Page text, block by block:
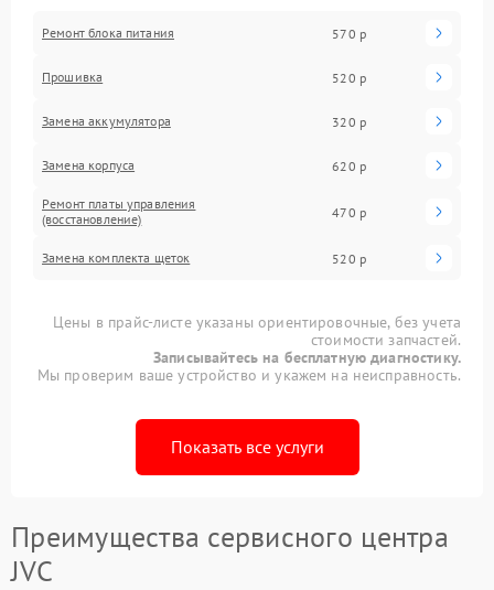
Ремонт блока питания 570 р
Прошивка 520 р
Замена аккумулятора 320 р
Замена корпуса 620 р
Ремонт платы управления
(восстановление)
470 р
Замена комплекта щеток 520 р
Цены в прайс-листе указаны ориентировочные, без учета
стоимости запчастей.
Записывайтесь на бесплатную диагностику.
Мы проверим ваше устройство и укажем на неисправность.
Показать все услуги
Преимущества сервисного центра
JVC